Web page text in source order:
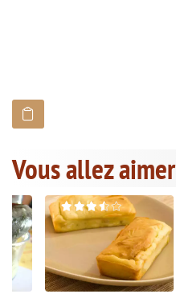
Vous allez aimer